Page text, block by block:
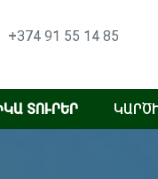
+374 91 55 14 85
ՏՈՒՐԵՐ